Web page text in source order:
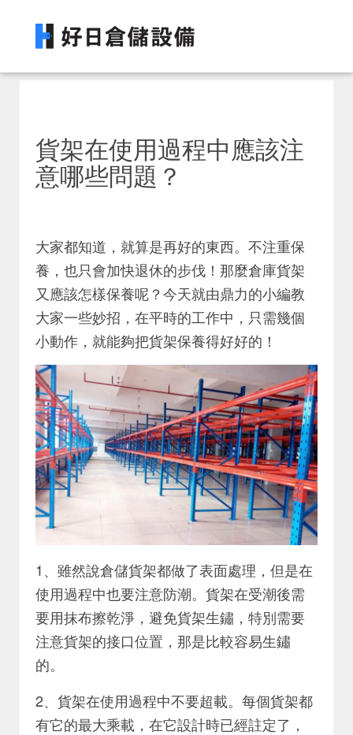
貨架在使用過程中應該注
意哪些問題？
大家都知道，就算是再好的東西。不注重保
養，也只會加快退休的步伐！那麼倉庫貨架
又應該怎樣保養呢？今天就由鼎力的小編教
大家一些妙招，在平時的工作中，只需幾個
小動作，就能夠把貨架保養得好好的！
1、雖然說倉儲貨架都做了表面處理，但是在
使用過程中也要注意防潮。貨架在受潮後需
要用抹布擦乾淨，避免貨架生鏽，特別需要
注意貨架的接口位置，那是比較容易生鏽
的。
2、貨架在使用過程中不要超載。每個貨架都
有它的最大乘載，在它設計時已經註定了，